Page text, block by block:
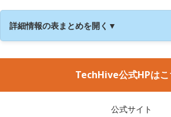
詳細情報の表まとめを開く▼
・コミュニティ
・コワーキングスペース
TechHive公式HPはこ
公式サイト